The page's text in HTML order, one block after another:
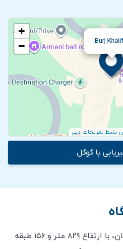
Burj
+
−
بلیط تفریحات دبی
با گوگل
برج خلیفه بلند ترین برج جهان، با ارتفاع ۸۲۹ متر و ۱۵۶ طبقه